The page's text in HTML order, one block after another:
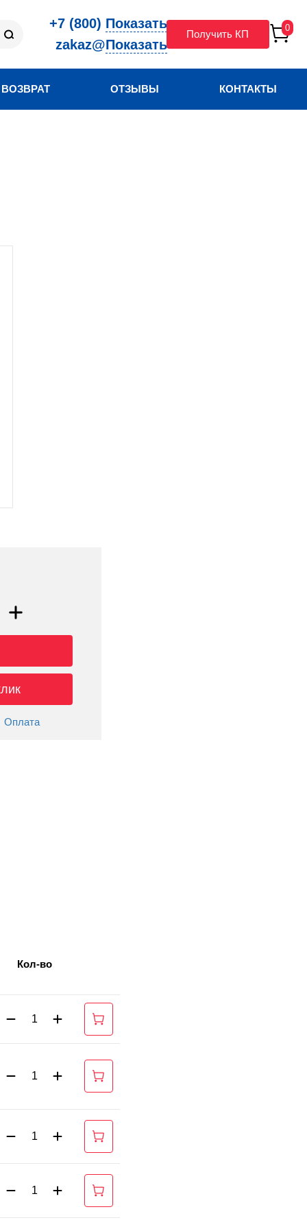
+7 (800) Показать
zakaz@Показать
Получить КП
0
ОТЗЫВЫ КОНТАКТЫ
Оплата
Кол-во
1
1
1
1